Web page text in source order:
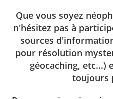
Que vous soyez
n'hésitez pas à
sources
pour résolution
géocaching, etc...)
toujours